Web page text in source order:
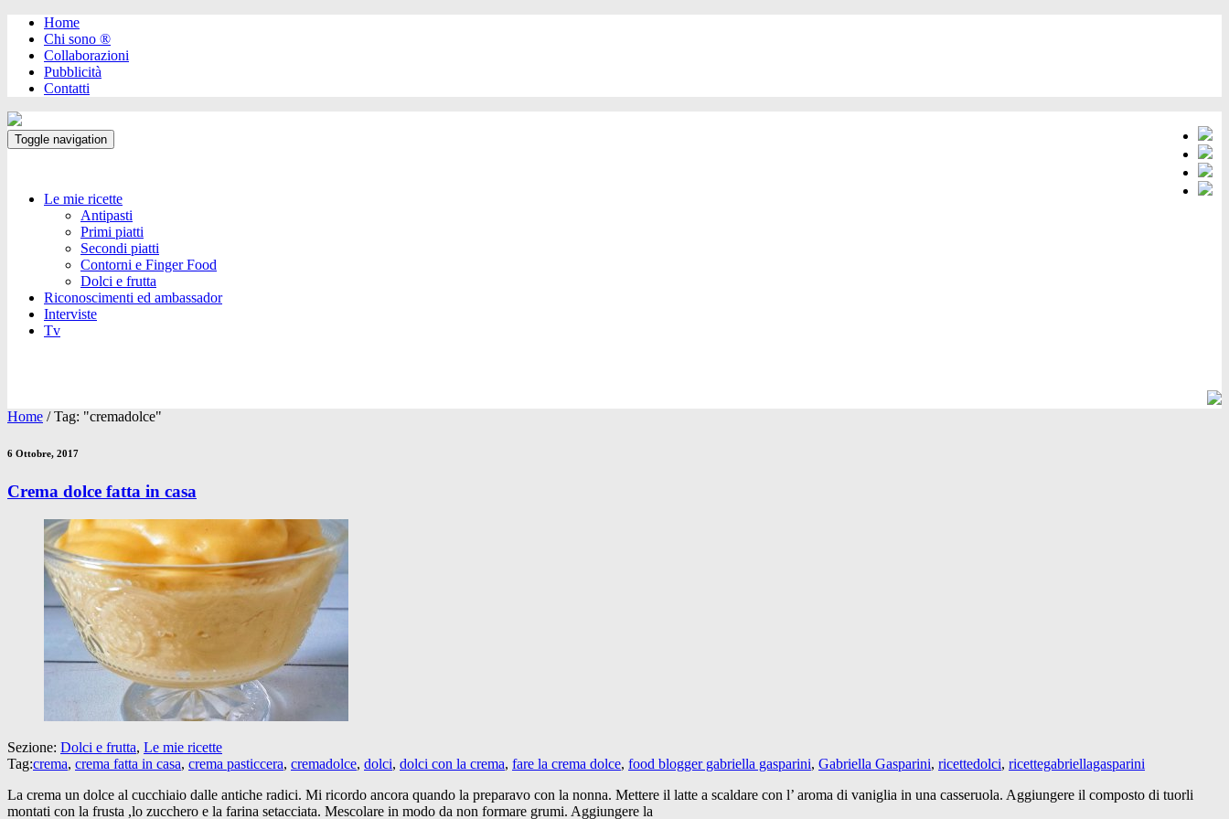
Home
Chi sono ®️
Collaborazioni
Pubblicità
Contatti
Toggle navigation
Le mie ricette
Antipasti
Primi piatti
Secondi piatti
Contorni e Finger Food
Dolci e frutta
Riconoscimenti ed ambassador
Interviste
Tv
Home /Tag: "cremadolce"
6 Ottobre, 2017
Crema dolce fatta in casa
Sezione: Dolci e frutta, Le mie ricette
Tag:crema, crema fatta in casa, crema pasticcera, cremadolce, dolci, dolci con la crema, fare la crema dolce, food blogger gabriella gasparini, Gabriella Gasparini, ricettedolci, ricettegabriellagasparini
La crema un dolce al cucchiaio dalle antiche radici. Mi ricordo ancora quando la preparavo con la nonna. Mettere il latte a scaldare con l’ aroma di vaniglia in una casseruola. Aggiungere il composto di tuorli
montati con la frusta ,lo zucchero e la farina setacciata. Mescolare in modo da non formare grumi. Aggiungere la